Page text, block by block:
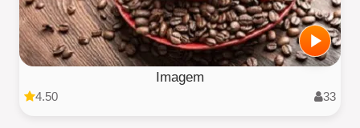
Imagem
4.50 33